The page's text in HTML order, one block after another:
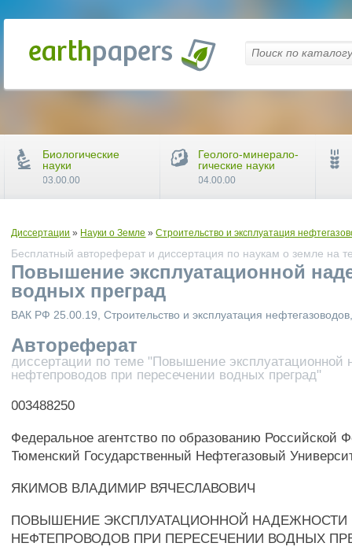
Диссертации » Науки о Земле »Строительство и эксплуатация
Бесплатный автореферат и диссертация по наукам о земле на
Повышение эксплуатационной
водных преград
ВАК РФ 25.00.19, Строительство и эксплуатация
Автореферат
диссертации по теме "Повышение эксплуатационной
нефтепроводов при пересечении водных преград"
003488250
Федеральное агентство по образованию Российской
Тюменский Государственный Нефтегазовый
ЯКИМОВ ВЛАДИМИР ВЯЧЕСЛАВОВИЧ
ПОВЫШЕНИЕ ЭКСПЛУАТАЦИОННОЙ НАДЕЖНОСТИ
НЕФТЕПРОВОДОВ ПРИ ПЕРЕСЕЧЕНИИ ВОДНЫХ
Биологические
науки
03.00.00
Геолого-минерало-
гические науки
04.00.00